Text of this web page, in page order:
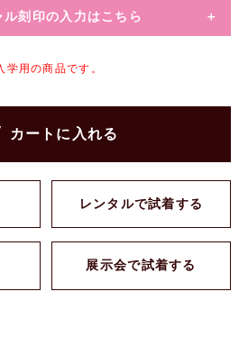
ル刻印の入力はこちら
用の商品です。
カートに入れる
レンタルで試着する
展示会で試着する